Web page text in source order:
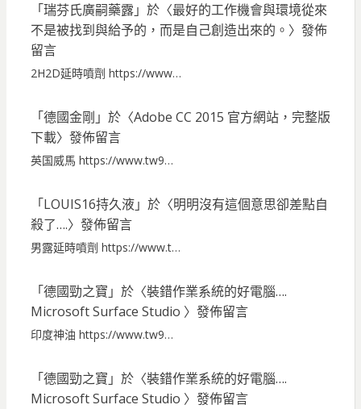
「瑞芬氏廣嗣藥露」於〈最好的工作機會與環境從來
不是被找到與給予的，而是自己創造出來的。 〉發佈
留言
2H2D延時噴劑 https://www…
「德國金剛 」於〈Adobe CC 2015 官方網站，完整版
下載〉發佈留言
英国威馬 https://www.tw9…
「LOUIS16持久液」於〈明明沒有這個意思卻差點自
殺了….〉發佈留言
男露延時噴劑 https://www.t…
「德國勁之寶 」於〈裝錯作業系統的好電腦….
Microsoft Surface Studio 〉發佈留言
印度神油 https://www.tw9…
「德國勁之寶 」於〈裝錯作業系統的好電腦….
Microsoft Surface Studio 〉發佈留言